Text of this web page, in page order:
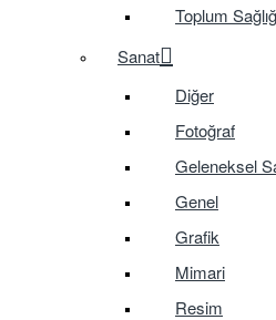
Toplum
Sanat
Diğer
Fotoğraf
Geleneksel
Genel
Grafik
Mimari
Resim